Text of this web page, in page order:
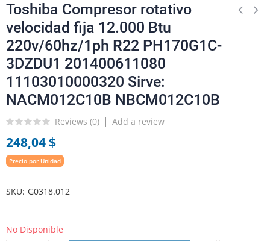
Toshiba Compresor rotativo
velocidad fija 12.000 Btu
220v/60hz/1ph R22 PH170G1C-
3DZDU1 201400611080
11103010000320 Sirve:
NACM012C10B NBCM012C10B
Reviews (0) Add a review
248,04 $
Precio por Unidad
SKU G0318.012
No Disponible